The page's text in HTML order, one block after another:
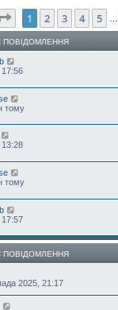
Сторінка 1з 10
1 2 3 4 5
ПОВІДОМЛЕННЯ
17:56
тому
13:28
тому
17:57
ПОВІДОМЛЕННЯ
2025, 21:17